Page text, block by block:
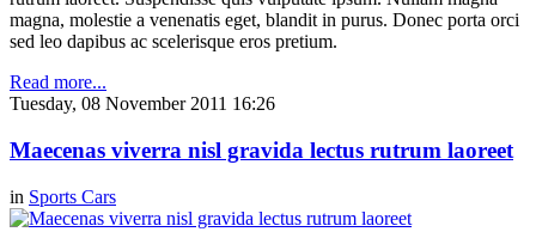
magna, molestie a venenatis eget, blandit in purus. Donec porta orci
sed leo dapibus ac scelerisque eros pretium.
Read more...
Tuesday, 08 November 2011 16:26
Maecenas viverra nisl gravida lectus rutrum laoreet
in Sports Cars